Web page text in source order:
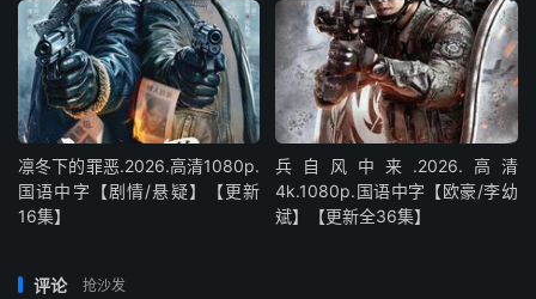
凛冬下的罪恶.2026.高清1080p.
国语中字【剧情/悬疑】【更新
16集】
兵自风中来‎.2026.高清
4k.1080p.国语中字【欧豪/李幼
斌】【更新全36集】
评论 抢沙发